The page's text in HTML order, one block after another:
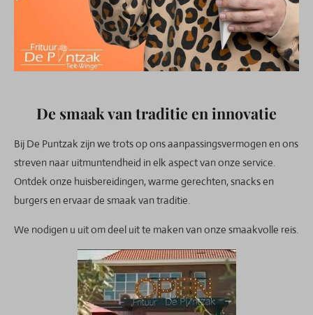
De smaak van traditie en innovatie
Bij De Puntzak zijn we trots op ons aanpassingsvermogen en ons
streven naar uitmuntendheid in elk aspect van onze service.
Ontdek onze huisbereidingen, warme gerechten, snacks en
burgers en ervaar de smaak van traditie.
We nodigen u uit om deel uit te maken van onze smaakvolle reis.